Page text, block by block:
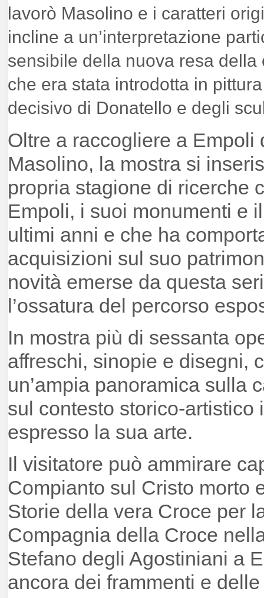
lavorò Masolino e i caratteri
incline a un’interpretazione
sensibile della nuova resa della
che era stata introdotta in
decisivo di Donatello e degli
Oltre a raccogliere a Empoli
Masolino, la mostra si
propria stagione di ricerche
Empoli, i suoi monumenti e
ultimi anni e che ha
acquisizioni sul suo
novità emerse da questa
l’ossatura del percorso
In mostra più di sessanta
affreschi, sinopie e disegni,
un’ampia panoramica sulla
sul contesto storico-artistico
espresso la sua arte.
Il visitatore può ammirare
Compianto sul Cristo morto
Storie della vera Croce per
Compagnia della Croce
Stefano degli Agostiniani a
ancora dei frammenti e